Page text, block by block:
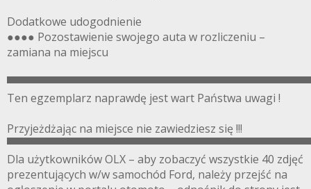
Dodatkowe udogodnienie
●●●● Pozostawienie swojego auta w rozliczeniu –
zamiana na miejscu
Ten egzemplarz naprawdę jest wart Państwa uwagi !
Przyjeżdżając na miejsce nie zawiedziesz się !!!
Dla użytkowników OLX – aby zobaczyć wszystkie 40 zdjęć
prezentujących w/w samochód Ford, należy przejść na